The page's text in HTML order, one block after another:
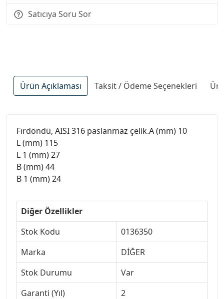
Satıcıya Soru Sor
Ürün Açıklaması Taksit / Ödeme Seçenekleri
Fırdöndü, AISI 316 paslanmaz çelik.A (mm) 10
L (mm) 115
L 1 (mm) 27
B (mm) 44
B 1 (mm) 24
Diğer Özellikler
Stok Kodu
0136350
Marka
DİĞER
Stok Durumu
Var
Garanti (Yıl)
2